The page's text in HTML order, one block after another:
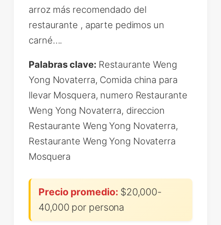
arroz más recomendado del
restaurante , aparte pedimos un
carné….
Palabras clave: Restaurante Weng
Yong Novaterra, Comida china para
llevar Mosquera, numero Restaurante
Weng Yong Novaterra, direccion
Restaurante Weng Yong Novaterra,
Restaurante Weng Yong Novaterra
Mosquera
Precio promedio: $20,000-
40,000 por persona